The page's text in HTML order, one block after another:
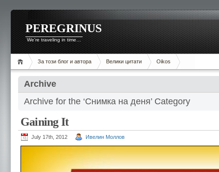
PEREGRINUS
We're traveling in time…
За този блог и автора Велики цитати Oikos
Archive
Archive for the ‘Снимка на деня’ Category
Gaining It
July 17th, 2012 Ивелин Моллов